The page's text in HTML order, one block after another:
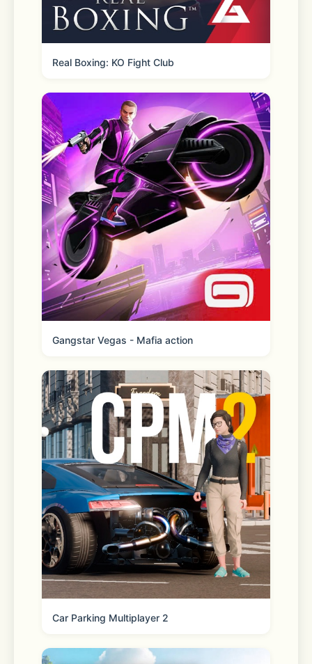
若您在使用过程中有任何疑问，或对产品
有任何想法，请随时与我们联系~
欢迎将更多的使用体验反馈给我们，一起
发送邮件：
SACNFeedback@microsoft.com
反馈方式：微软必应App - 应用 - 设置 -
用户反馈
Real Boxing: KO Fight Club
Gangstar Vegas - Mafia action
Car Parking Multiplayer 2